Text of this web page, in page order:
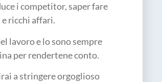
i competitor, saper fare
e ricchi affari.
lavoro e lo sono sempre
per rendertene conto.
a stringere orgoglioso